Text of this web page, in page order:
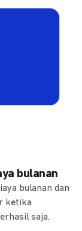
bulanan
bulanan dan
ketika
saja.